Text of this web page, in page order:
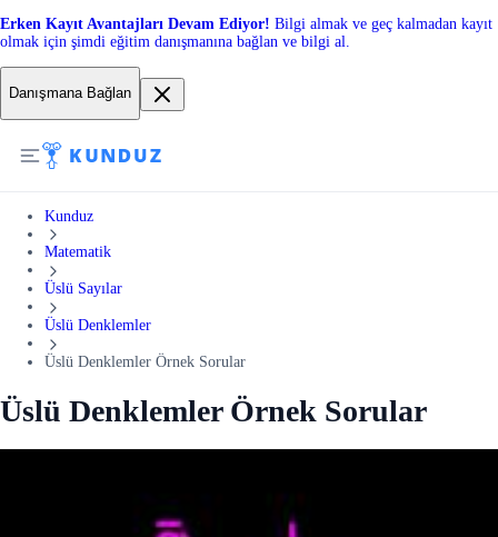
Erken Kayıt Avantajları Devam Ediyor! Bilgi almak ve geç kalmadan kayıt
olmak için şimdi eğitim danışmanına bağlan ve bilgi al.
Danışmana Bağlan
Kunduz
Matematik
Üslü Sayılar
Üslü Denklemler
Üslü Denklemler Örnek Sorular
Üslü Denklemler Örnek Sorular